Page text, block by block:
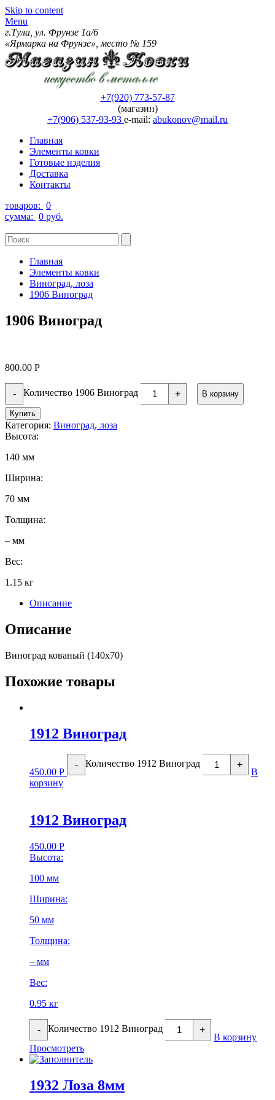
Skip to content
Menu
г.Тула, ул. Фрунзе 1а/6
«Ярмарка на Фрунзе», место № 159
+7(920) 773-57-87
(магазин)
+7(906) 537-93-93 e-mail: abukonov@mail.ru
Главная
Элементы ковки
Готовые изделия
Доставка
Контакты
товаров: 0
сумма: 0 руб.
Главная
Элементы ковки
Виноград, лоза
1906 Виноград
1906 Виноград
800.00 Р
- Количество 1906 Виноград + В корзину
Купить
Категория: Виноград, лоза
Высота:
140 мм
Ширина:
70 мм
Толщина:
– мм
Вес:
1.15 кг
Описание
Описание
Виноград кованый (140х70)
Похожие товары
1912 Виноград
450.00 Р
- Количество 1912 Виноград +
В
корзину
1912 Виноград
450.00 Р
Высота:
100 мм
Ширина:
50 мм
Толщина:
– мм
Вес:
0.95 кг
- Количество 1912 Виноград +
В корзину
Просмотреть
1932 Лоза 8мм